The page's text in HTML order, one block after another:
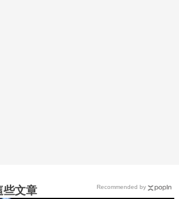
些文章 Recommended by